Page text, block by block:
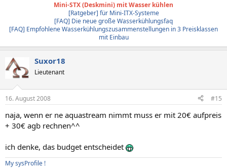
Mini-STX (Deskmini) mit Wasser kühlen
[Ratgeber] für Mini-ITX-Systeme
[FAQ] Die neue große Wasserkühlungsfaq
[FAQ] Empfohlene Wasserkühlungszusammenstellungen in 3 Preisklassen
mit Einbau
Suxor18
Lieutenant
16. August 2008 #15
naja, wenn er ne aquastream nimmt muss er mit 20€ aufpreis
+ 30€ agb rechnen^^
ich denke, das budget entscheidet
My sysProfile !